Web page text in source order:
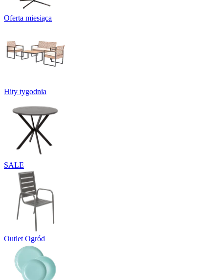
Oferta miesiąca
Hity tygodnia
SALE
Outlet Ogród